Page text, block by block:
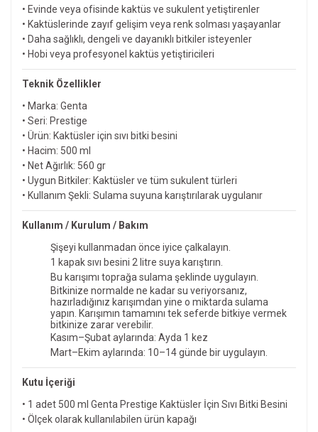
• Evinde veya ofisinde kaktüs ve sukulent yetiştirenler
• Kaktüslerinde zayıf gelişim veya renk solması yaşayanlar
• Daha sağlıklı, dengeli ve dayanıklı bitkiler isteyenler
• Hobi veya profesyonel kaktüs yetiştiricileri
Teknik Özellikler
• Marka: Genta
• Seri: Prestige
• Ürün: Kaktüsler için sıvı bitki besini
• Hacim: 500 ml
• Net Ağırlık: 560 gr
• Uygun Bitkiler: Kaktüsler ve tüm sukulent türleri
• Kullanım Şekli: Sulama suyuna karıştırılarak uygulanır
Kullanım / Kurulum / Bakım
Şişeyi kullanmadan önce iyice çalkalayın.
1 kapak sıvı besini 2 litre suya karıştırın.
Bu karışımı toprağa sulama şeklinde uygulayın.
Bitkinize normalde ne kadar su veriyorsanız,
hazırladığınız karışımdan yine o miktarda sulama
yapın. Karışımın tamamını tek seferde bitkiye vermek
bitkinize zarar verebilir.
Kasım–Şubat aylarında: Ayda 1 kez
Mart–Ekim aylarında: 10–14 günde bir uygulayın.
Kutu İçeriği
• 1 adet 500 ml Genta Prestige Kaktüsler İçin Sıvı Bitki Besini
• Ölçek olarak kullanılabilen ürün kapağı